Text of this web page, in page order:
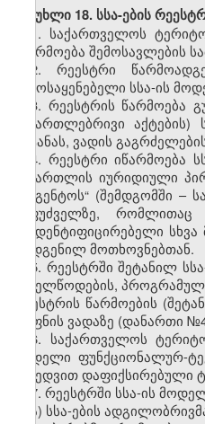
მუხლი 18. სსა-ების
1. საქართველოს
იწარმოება შემოსავლების
2.რეესტრი
გამოსაყენებელი სსა-ის
3. რეესტრის წარმოება
სამართლებრივი
შეტანას, ვადის
4. რეესტრი იწარმოება
სამართლის იურიდიული
სააგენტოს“ (შემდგომში
საფუძველზე,
მაიდენტიფიცირებელი
დადგენილ მოთხოვნებთან.
5. რეესტრში შეტანილ
სახელწოდების,
რეესტრის წარმოების
ყოფნის ვადაზე (დანართი
6. საქართველოს
მოდელი ფუნქციონალურ-
მიხედვით დაფიქსირებული
7. რეესტრში სსა-ის
ა) სსა-ების